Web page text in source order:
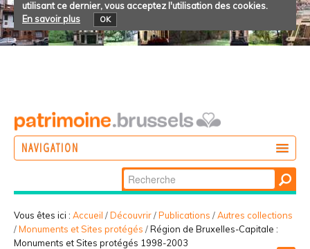
utilisant ce dernier, vous acceptez l'utilisation des cookies.
En savoir plus
OK
NAVIGATION
PARTICIPER
Chercher par
Recherche
avancée…
Vous êtes ici : Accueil /Découvrir/Publications /Autres collections
/Monuments et Sites protégés /Région de Bruxelles-Capitale :
Monuments et Sites protégés 1998-2003